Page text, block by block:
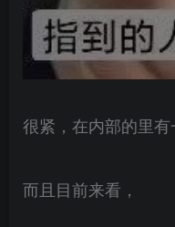
很紧，在内部的里有
而且目前来看，